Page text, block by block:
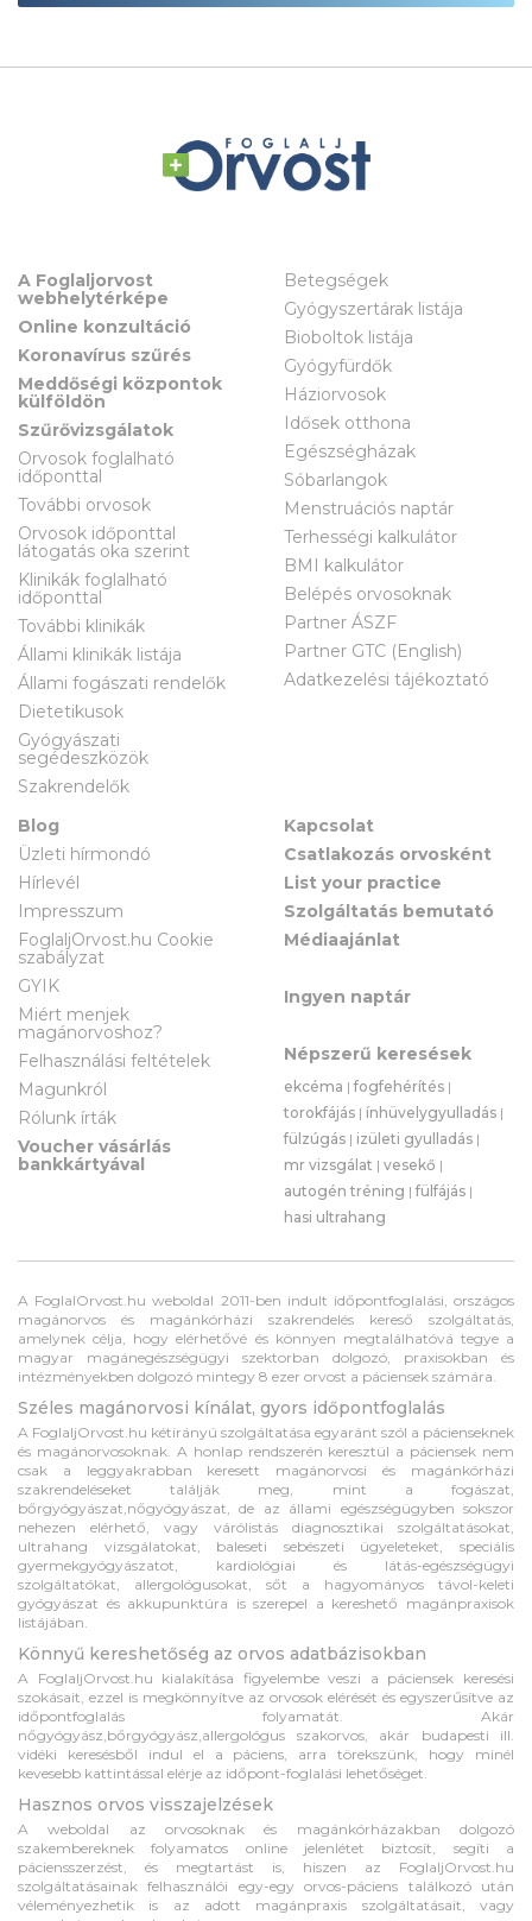
A Foglaljorvost
webhelytérképe
Online konzultáció
Koronavírus szűrés
Meddőségi központok
külföldön
Szűrővizsgálatok
Orvosok foglalható
időponttal
További orvosok
Orvosok időponttal
látogatás oka szerint
Klinikák foglalható
időponttal
További klinikák
Állami klinikák listája
Állami fogászati rendelők
Dietetikusok
Gyógyászati
segédeszközök
Szakrendelők
Betegségek
Gyógyszertárak listája
Bioboltok listája
Gyógyfürdők
Háziorvosok
Idősek otthona
Egészségházak
Sóbarlangok
Menstruációs naptár
Terhességi kalkulátor
BMI kalkulátor
Belépés orvosoknak
Partner ÁSZF
Partner GTC (English)
Adatkezelési tájékoztató
Blog
Üzleti hírmondó
Hírlevél
Impresszum
FoglaljOrvost.hu Cookie
szabályzat
GYIK
Miért menjek
magánorvoshoz?
Felhasználási feltételek
Magunkról
Rólunk írták
Voucher vásárlás
bankkártyával
Kapcsolat
Csatlakozás orvosként
List your practice
Szolgáltatás bemutató
Médiaajánlat
Ingyen naptár
Népszerű keresések
ekcéma |fogfehérítés |
torokfájás | ínhüvelygyulladás |
fülzúgás | izületi gyulladás |
mr vizsgálat | vesekő |
autogén tréning |fülfájás |
hasi ultrahang
A FoglalOrvost.hu weboldal 2011-ben indult időpontfoglalási, országos
magánorvos és magánkórházi szakrendelés kereső szolgáltatás,
amelynek célja, hogy elérhetővé és könnyen megtalálhatóvá tegye a
magyar magánegészségügyi szektorban dolgozó, praxisokban és
intézményekben dolgozó mintegy 8 ezer orvost a páciensek számára.
Széles magánorvosi kínálat, gyors időpontfoglalás
A FoglaljOrvost.hu kétirányú szolgáltatása egyaránt szól a pácienseknek
és magánorvosoknak. A honlap rendszerén keresztül a páciensek nem
csak a leggyakrabban keresett magánorvosi és magánkórházi
szakrendeléseket találják meg, mint a fogászat,
bőrgyógyászat,nőgyógyászat, de az állami egészségügyben sokszor
nehezen elérhető, vagy várólistás diagnosztikai szolgáltatásokat,
ultrahang vizsgálatokat, baleseti sebészeti ügyeleteket, speciális
gyermekgyógyászatot, kardiológiai és látás-egészségügyi
szolgáltatókat, allergológusokat, sőt a hagyományos távol-keleti
gyógyászat és akkupunktúra is szerepel a kereshető magánpraxisok
listájában.
Könnyű kereshetőség az orvos adatbázisokban
A FoglaljOrvost.hu kialakítása figyelembe veszi a páciensek keresési
szokásait, ezzel is megkönnyítve az orvosok elérését és egyszerűsítve az
időpontfoglalás folyamatát. Akár
nőgyógyász,bőrgyógyász,allergológus szakorvos, akár budapesti ill.
vidéki keresésből indul el a páciens, arra törekszünk, hogy minél
kevesebb kattintással elérje az időpont-foglalási lehetőséget.
Hasznos orvos visszajelzések
A weboldal az orvosoknak és magánkórházakban dolgozó
szakembereknek folyamatos online jelenlétet biztosít, segíti a
páciensszerzést, és megtartást is, hiszen az FoglaljOrvost.hu
szolgáltatásainak felhasználói egy-egy orvos-páciens találkozó után
véleményezhetik is az adott magánpraxis szolgáltatásait, vagy